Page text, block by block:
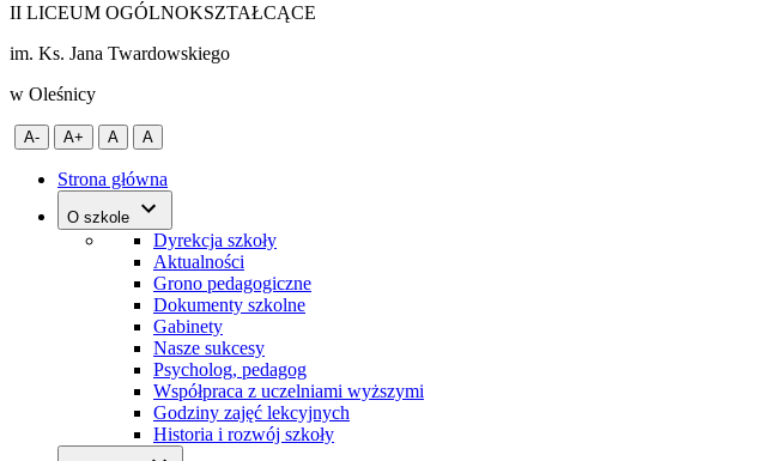
II LICEUM OGÓLNOKSZTAŁCĄCE
im. Ks. Jana Twardowskiego
w Oleśnicy
A- A+ A A
Strona główna
O szkole
Dyrekcja szkoły
Aktualności
Grono pedagogiczne
Dokumenty szkolne
Gabinety
Nasze sukcesy
Psycholog, pedagog
Współpraca z uczelniami wyższymi
Godziny zajęć lekcyjnych
Historia i rozwój szkoły